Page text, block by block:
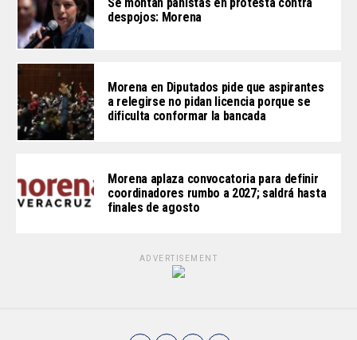
despojos: Morena
Morena en Diputados pide que aspirantes
a relegirse no pidan licencia porque se
dificulta conformar la bancada
Morena aplaza convocatoria para definir
coordinadores rumbo a 2027; saldrá hasta
finales de agosto
ADVERTISEMENT